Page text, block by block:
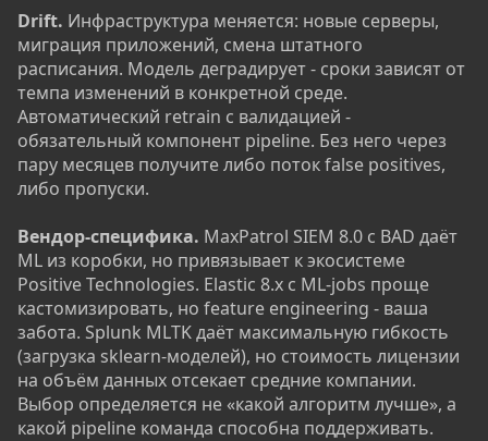
Drift. Инфраструктура меняется: новые серверы,
миграция приложений, смена штатного
расписания. Модель деградирует - сроки зависят от
темпа изменений в конкретной среде.
Автоматический retrain с валидацией -
обязательный компонент pipeline. Без него через
пару месяцев получите либо поток false positives,
либо пропуски.
Вендор-специфика. MaxPatrol SIEM 8.0 с BAD даёт
ML из коробки, но привязывает к экосистеме
Positive Technologies. Elastic 8.x с ML-jobs проще
кастомизировать, но feature engineering - ваша
забота. Splunk MLTK даёт максимальную гибкость
(загрузка sklearn-моделей), но стоимость лицензии
на объём данных отсекает средние компании.
Выбор определяется не «какой алгоритм лучше», а
какой pipeline команда способна поддерживать.